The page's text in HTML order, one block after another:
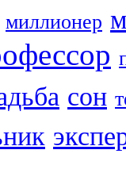
миллионер
сон